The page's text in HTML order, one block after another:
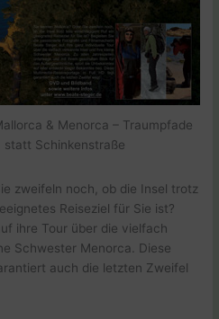
& Menorca – Traumpfade
statt Schinkenstraße
zweifeln noch, ob die Insel trotz
Reiseziel für Sie ist?
ihre Tour über die vielfach
Schwester Menorca. Diese
auch die letzten Zweifel